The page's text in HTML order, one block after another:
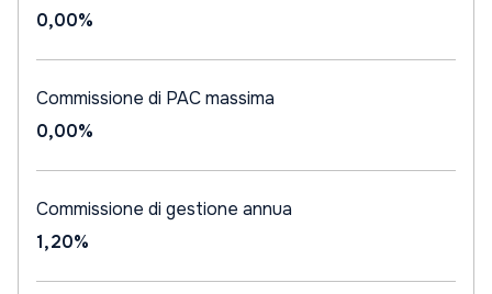
0,00%
Commissione di PAC massima
0,00%
Commissione di gestione annua
1,20%